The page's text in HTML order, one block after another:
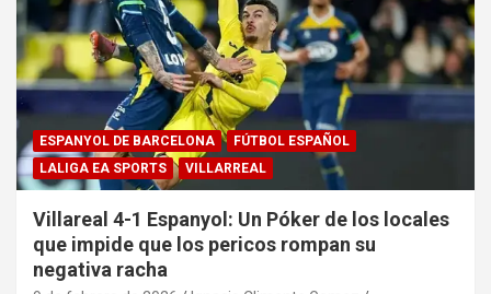
ESPANYOL DE BARCELONA
FÚTBOL ESPAÑOL
LALIGA EA SPORTS
VILLARREAL
Villareal 4-1 Espanyol: Un Póker de los locales
que impide que los pericos rompan su
negativa racha